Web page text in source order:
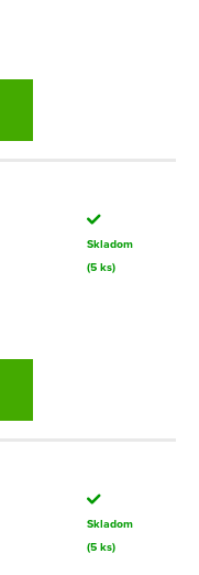
Skladom
(5 ks)
Skladom
(5 ks)